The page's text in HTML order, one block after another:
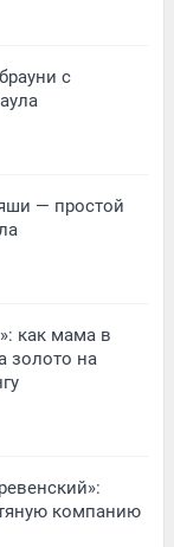
с
— простой
как мама в
золото на
компанию